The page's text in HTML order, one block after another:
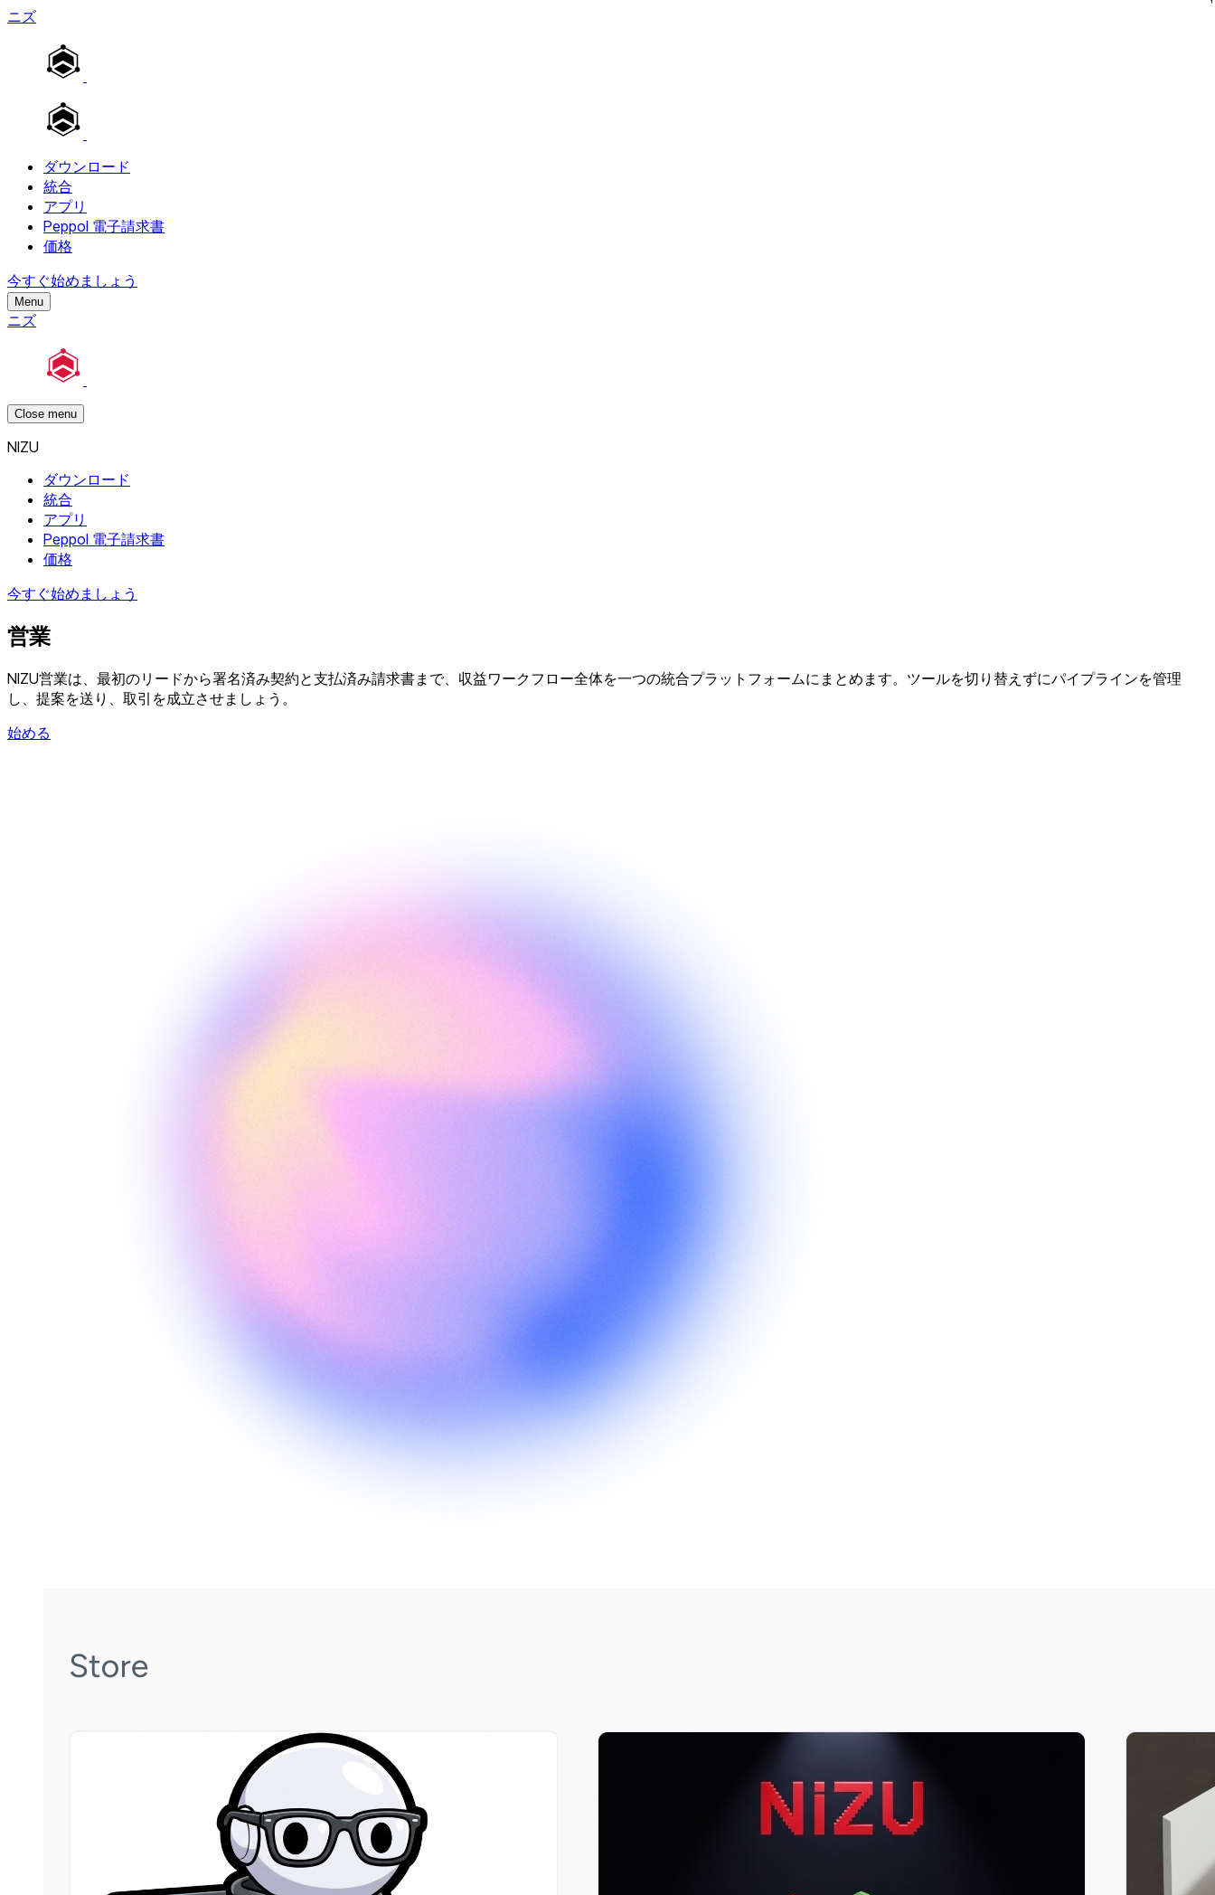
ニズ
ダウンロード
統合
アプリ
Peppol 電子請求書
価格
今すぐ始めましょう
Menu
ニズ
Close menu
NIZU
ダウンロード
統合
アプリ
Peppol 電子請求書
価格
今すぐ始めましょう
営業
NIZU営業は、最初のリードから署名済み契約と支払済み請求書まで、収益ワークフロー全体を一つの統合プラットフォームにまとめます。ツールを切り替えずにパイプラインを管理
し、提案を送り、取引を成立させましょう。
始める